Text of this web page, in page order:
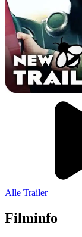
Alle Trailer
Filminfo